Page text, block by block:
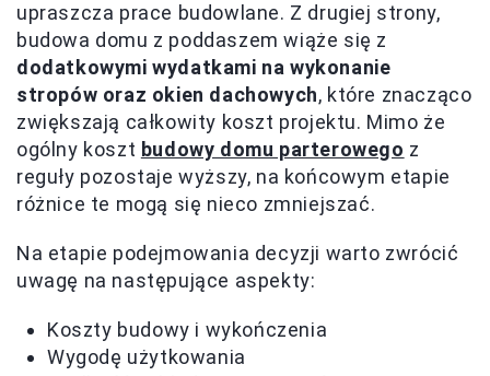
upraszcza prace budowlane. Z drugiej strony,
budowa domu z poddaszem wiąże się z
dodatkowymi wydatkami na wykonanie
stropów oraz okien dachowych, które znacząco
zwiększają całkowity koszt projektu. Mimo że
ogólny koszt budowy domu parterowego z
reguły pozostaje wyższy, na końcowym etapie
różnice te mogą się nieco zmniejszać.
Na etapie podejmowania decyzji warto zwrócić
uwagę na następujące aspekty:
Koszty budowy i wykończenia
Wygodę użytkowania